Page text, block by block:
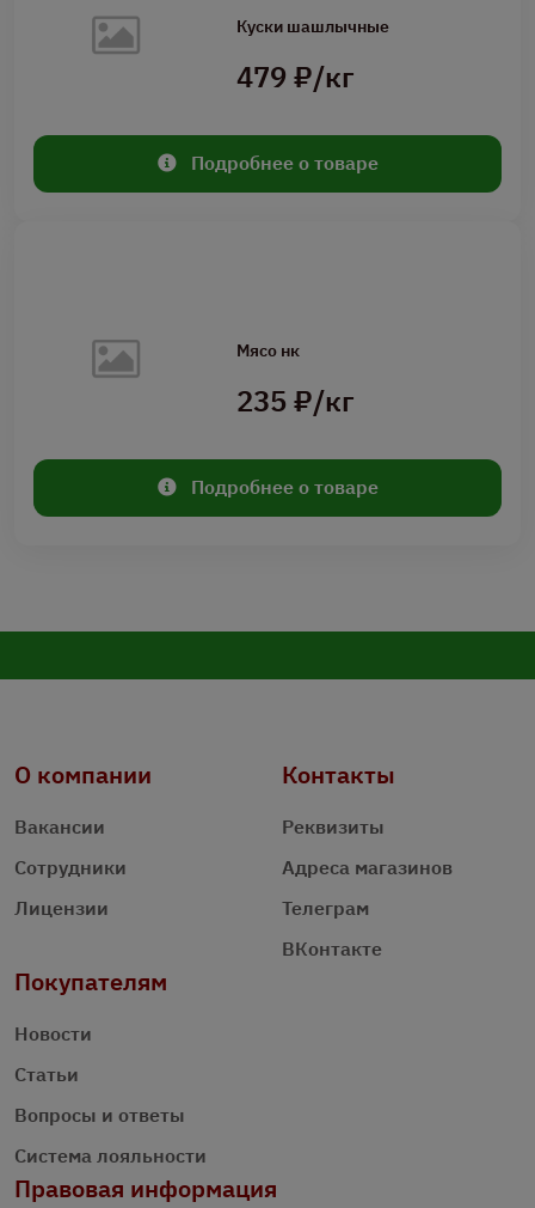
Куски шашлычные
479 ₽/кг
Подробнее о товаре
Мясо нк
235 ₽/кг
Подробнее о товаре
О компании
Вакансии
Сотрудники
Лицензии
Контакты
Реквизиты
Адреса магазинов
Телеграм
ВКонтакте
Покупателям
Новости
Статьи
Вопросы и ответы
Система лояльности
Правовая информация